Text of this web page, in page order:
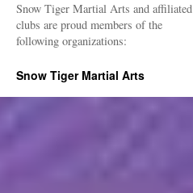
Snow Tiger Martial Arts and affiliated
clubs are proud members of the
following organizations:
Snow Tiger Martial Arts